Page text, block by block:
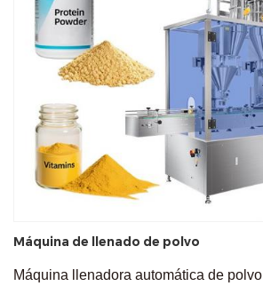
Máquina de llenado de polvo
Máquina llenadora automática de polvo